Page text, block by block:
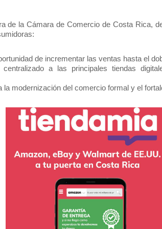
de la Cámara de Comercio de Costa Rica,
de incrementar las ventas hasta el
a las principales tiendas
modernización del comercio formal y el